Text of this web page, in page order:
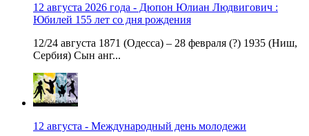
12 августа 2026 года - Дюпон Юлиан Людвигович :
Юбилей 155 лет со дня рождения
12/24 августа 1871 (Одесса) – 28 февраля (?) 1935 (Ниш,
Сербия) Сын анг...
12 августа - Международный день молодежи